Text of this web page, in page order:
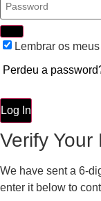
Lembrar os
Perdeu a
Log In
Verify Your
We have sent a 6-
enter it below to